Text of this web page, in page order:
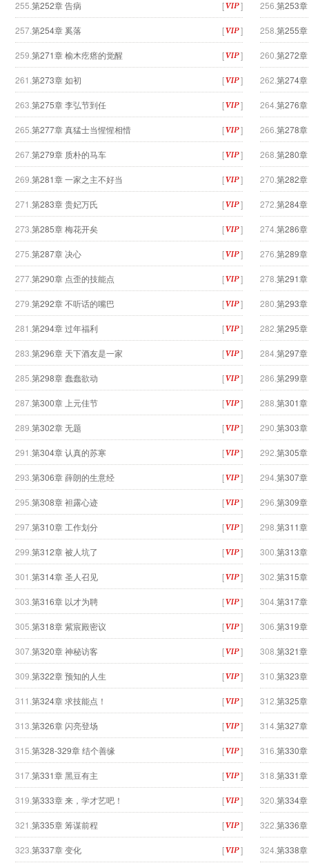
255. 第252章 告病 [ ] 256. 第253
257.第254章 奚落 [ ] 258. 第255
259. 第271章 榆木疙瘩的觉醒 [ ] 260. 第272
261. 第273章 如初 [ ] 262. 第274
263. 第275章 李弘节到任 [ ] 264. 第276
265. 第277章 真猛士当惺惺相惜 [ ] 266. 第278
267.第279章 质朴的马车 [ ] 268. 第280
269. 第281章 一家之主不好当 [ ] 270. 第282
271. 第283章 贵妃万氏 [ ] 272. 第284
273. 第285章 梅花开矣 [ ] 274. 第286
275. 第287章 决心 [ ] 276. 第289
277.第290章 点歪的技能点 [ ] 278. 第291
279. 第292章 不听话的嘴巴 [ ] 280. 第293
281. 第294章 过年福利 [ ] 282. 第295
283. 第296章 天下酒友是一家 [ ] 284. 第297
285. 第298章 蠢蠢欲动 [ ] 286. 第299
287.第300章 上元佳节 [ ] 288. 第301
289. 第302章 无题 [ ] 290. 第303
291. 第304章 认真的苏寒 [ ] 292. 第305
293. 第306章 薛朗的生意经 [ ] 294. 第307
295. 第308章 袒露心迹 [ ] 296. 第309
297.第310章 工作划分 [ ] 298. 第311
299. 第312章 被人坑了 [ ] 300. 第313
301. 第314章 圣人召见 [ ] 302. 第315
303. 第316章 以才为聘 [ ] 304. 第317
305. 第318章 紫宸殿密议 [ ] 306. 第319
307.第320章 神秘访客 [ ] 308. 第321
309. 第322章 预知的人生 [ ] 310. 第323
311. 第324章 求技能点！ [ ] 312. 第325
313. 第326章 闪亮登场 [ ] 314. 第327
315. 第328-329章 结个善缘 [ ] 316. 第330
317.第331章 黑豆有主 [ ] 318. 第331
319. 第333章 来，学才艺吧！ [ ] 320. 第334
321. 第335章 筹谋前程 [ ] 322. 第336
323. 第337章 变化 [ ] 324. 第338